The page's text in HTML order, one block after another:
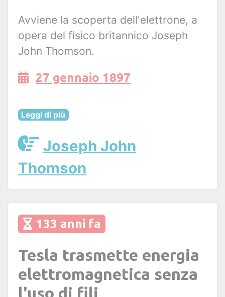
Avviene la scoperta dell'elettrone, a
opera del fisico britannico Joseph
John Thomson.
27 gennaio 1897
Leggi di più
Joseph John
Thomson
133 anni fa
Tesla trasmette energia
elettromagnetica senza
l'uso di fili